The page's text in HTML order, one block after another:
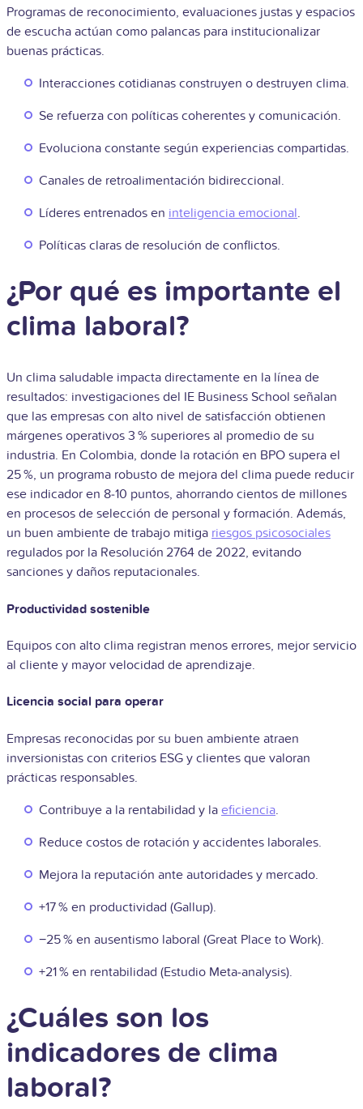
Programas de reconocimiento, evaluaciones justas y espacios
de escucha actúan como palancas para institucionalizar
buenas prácticas.
Interacciones cotidianas construyen o destruyen clima.
Se refuerza con políticas coherentes y comunicación.
Evoluciona constante según experiencias compartidas.
Canales de retroalimentación bidireccional.
Líderes entrenados en inteligencia emocional.
Políticas claras de resolución de conflictos.
¿Por qué es importante el
clima laboral?
Un clima saludable impacta directamente en la línea de
resultados: investigaciones del IE Business School señalan
que las empresas con alto nivel de satisfacción obtienen
márgenes operativos 3 % superiores al promedio de su
industria. En Colombia, donde la rotación en BPO supera el
25 %, un programa robusto de mejora del clima puede reducir
ese indicador en 8‑10 puntos, ahorrando cientos de millones
en procesos de selección de personal y formación. Además,
un buen ambiente de trabajo mitiga riesgos psicosociales
regulados por la Resolución 2764 de 2022, evitando
sanciones y daños reputacionales.
Productividad sostenible
Equipos con alto clima registran menos errores, mejor servicio
al cliente y mayor velocidad de aprendizaje.
Licencia social para operar
Empresas reconocidas por su buen ambiente atraen
inversionistas con criterios ESG y clientes que valoran
prácticas responsables.
Contribuye a la rentabilidad y la eficiencia.
Reduce costos de rotación y accidentes laborales.
Mejora la reputación ante autoridades y mercado.
+17 % en productividad (Gallup).
−25 % en ausentismo laboral (Great Place to Work).
+21 % en rentabilidad (Estudio Meta‑analysis).
¿Cuáles son los
indicadores de clima
laboral?